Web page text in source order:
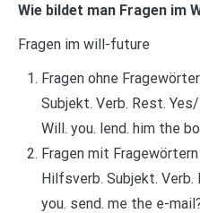
Wie bildet man Fragen im
Fragen im will-future
Fragen ohne
Subjekt. Verb. Rest.
Will. you. lend. him the
Fragen mit
Hilfsverb. Subjekt. Verb.
you. send. me the e-